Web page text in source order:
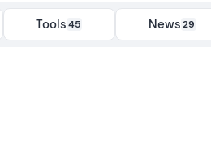
Tools 45 News29